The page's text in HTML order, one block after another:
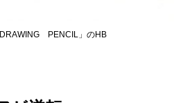
PENCIL」のHB